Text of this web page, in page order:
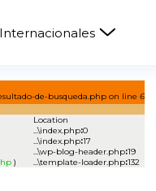
de-busqueda.php on line 6
Location
...\index.php:0
...\index.php:17
...\wp-blog-header.php:19
) ...\template-loader.php:132